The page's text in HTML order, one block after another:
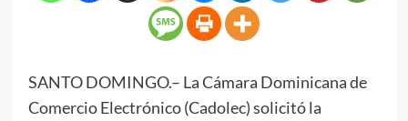
SANTO DOMINGO.– La Cámara Dominicana de
Comercio Electrónico (Cadolec) solicitó la